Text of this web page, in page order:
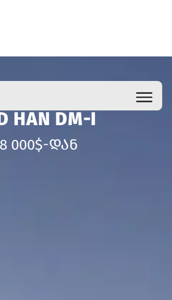
HAN DM-I
000$-ᲓᲐᲜ